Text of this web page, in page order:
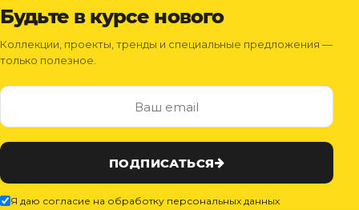
Будьте в курсе нового
Коллекции, проекты, тренды и специальные предложения —
только полезное.
ПОДПИСАТЬСЯ
Я даю согласие на обработку персональных данных